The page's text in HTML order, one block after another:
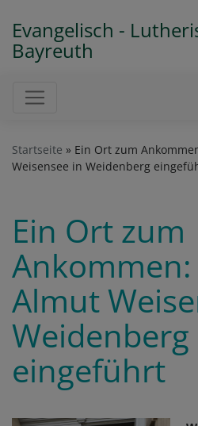
Evangelisch -
Bayreuth
Hauptnavigation
Startseite
Ein Ort zum
Weisensee in Weidenberg
Ein Ort zum
Almut
Weidenberg
eingeführt